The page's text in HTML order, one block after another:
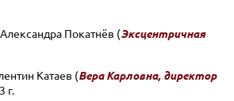
Александра Покатнёв (Эксцентричная
Катаев (Вера Карловна, директор
г.